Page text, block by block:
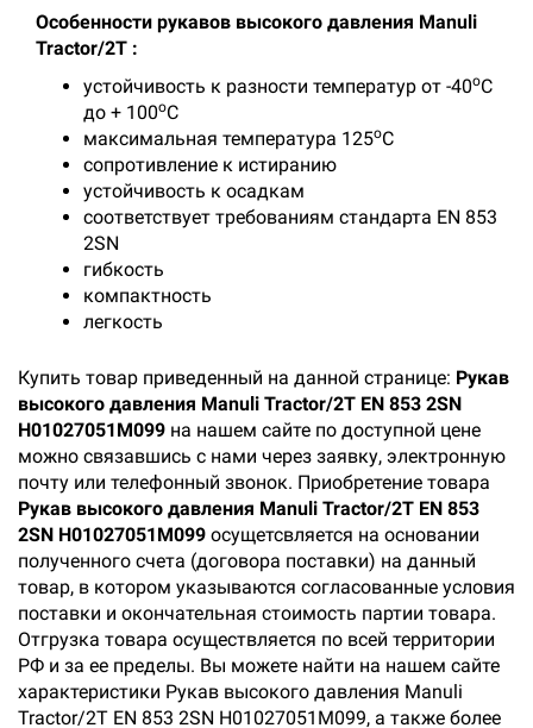
Особенности рукавов высокого давления Manuli
Tractor/2T :
устойчивость к разности температур от -40оС
до + 100оС
максимальная температура 125оС
сопротивление к истиранию
устойчивость к осадкам
соответствует требованиям стандарта EN 853
2SN
гибкость
компактность
легкость
Купить товар приведенный на данной странице: Рукав
высокого давления Manuli Tractor/2T EN 853 2SN
H01027051M099 на нашем сайте по доступной цене
можно связавшись с нами через заявку, электронную
почту или телефонный звонок. Приобретение товара
Рукав высокого давления Manuli Tractor/2T EN 853
2SN H01027051M099 осущетсвляется на основании
полученного счета (договора поставки) на данный
товар, в котором указываются согласованные условия
поставки и окончательная стоимость партии товара.
Отгрузка товара осуществляется по всей территории
РФ и за ее пределы. Вы можете найти на нашем сайте
характеристики Рукав высокого давления Manuli
Tractor/2T EN 853 2SN H01027051M099, а также более